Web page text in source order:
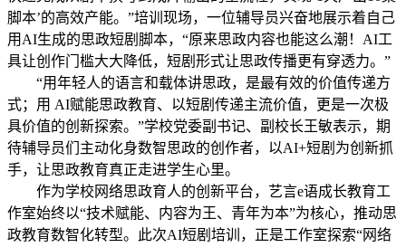
脚本’的高效产能。”培训现场，一位辅导员兴奋地展示着自己
用AI生成的思政短剧脚本，“原来思政内容也能这么潮！AI工
具让创作门槛大大降低，短剧形式让思政传播更有穿透力。”
“用年轻人的语言和载体讲思政，是最有效的价值传递方
式；用 AI赋能思政教育、以短剧传递主流价值，更是一次极
具价值的创新探索。”学校党委副书记、副校长王敏表示，期
待辅导员们主动化身数智思政的创作者，以AI+短剧为创新抓
手，让思政教育真正走进学生心里。
作为学校网络思政育人的创新平台，艺言e语成长教育工
作室始终以“技术赋能、内容为王、青年为本”为核心，推动思
政教育数智化转型。此次AI短剧培训，正是工作室探索“网络